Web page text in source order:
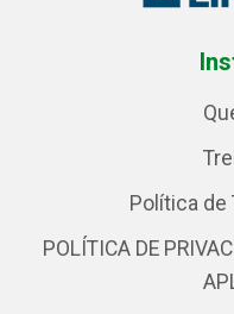
Política de
POLÍTICA DE